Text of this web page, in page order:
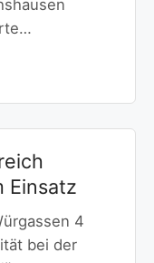
Einsatz
4
bei der